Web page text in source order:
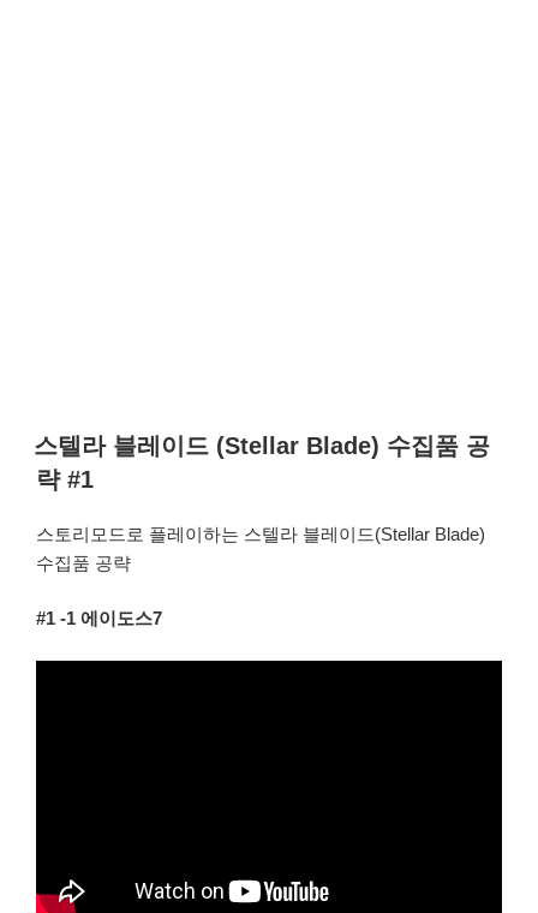
스텔라 블레이드 (Stellar Blade) 수집품 공
략 #1
스토리모드로 플레이하는 스텔라 블레이드(Stellar Blade)
수집품 공략
#1 -1 에이도스7